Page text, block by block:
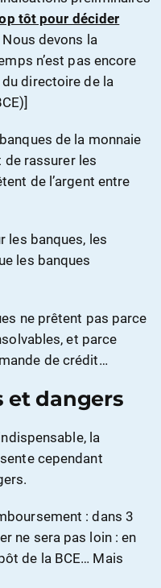
tôt pour décider
Nous devons la
n’est pas encore
directoire de la
de la monnaie
de rassurer les
de l’argent entre
les banques, les
les banques
ne prêtent pas parce
et parce
de crédit…
et dangers
la
cependant
: dans 3
ne sera pas loin : en
de la BCE… Mais